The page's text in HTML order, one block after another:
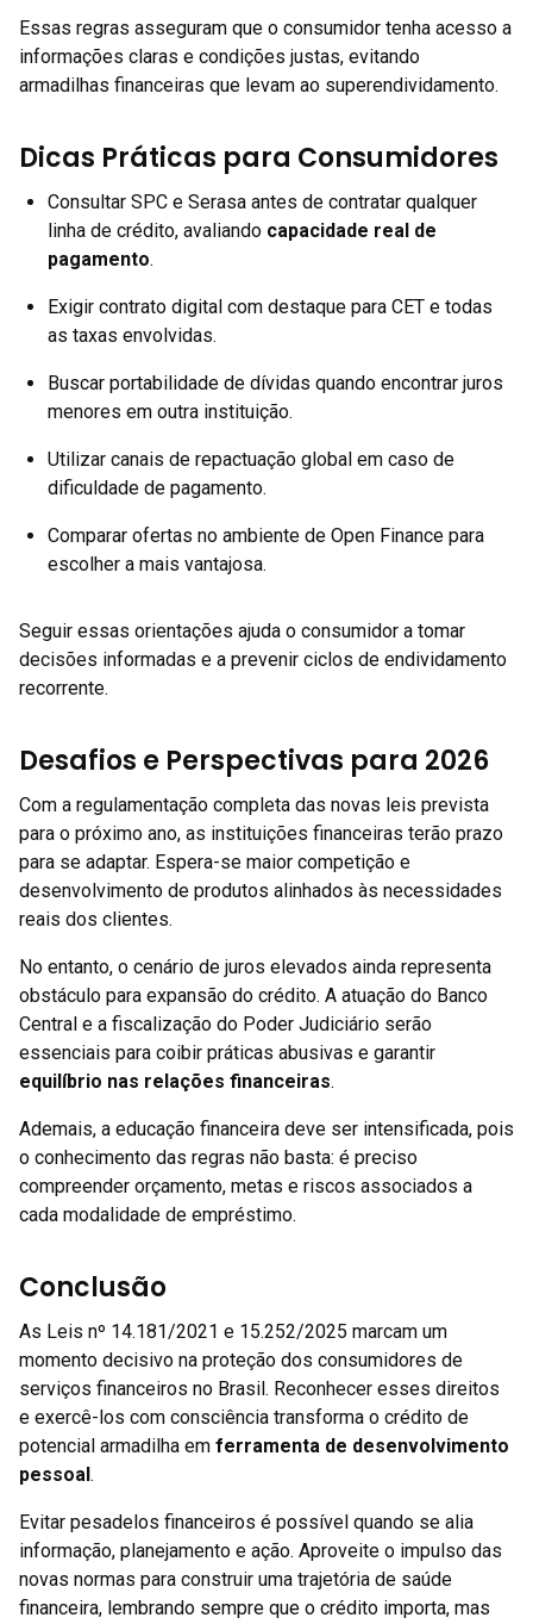
Essas regras asseguram que o consumidor tenha acesso a
informações claras e condições justas, evitando
armadilhas financeiras que levam ao superendividamento.
Dicas Práticas para Consumidores
Consultar SPC e Serasa antes de contratar qualquer
linha de crédito, avaliando capacidade real de
pagamento.
Exigir contrato digital com destaque para CET e todas
as taxas envolvidas.
Buscar portabilidade de dívidas quando encontrar juros
menores em outra instituição.
Utilizar canais de repactuação global em caso de
dificuldade de pagamento.
Comparar ofertas no ambiente de Open Finance para
escolher a mais vantajosa.
Seguir essas orientações ajuda o consumidor a tomar
decisões informadas e a prevenir ciclos de endividamento
recorrente.
Desafios e Perspectivas para 2026
Com a regulamentação completa das novas leis prevista
para o próximo ano, as instituições financeiras terão prazo
para se adaptar. Espera-se maior competição e
desenvolvimento de produtos alinhados às necessidades
reais dos clientes.
No entanto, o cenário de juros elevados ainda representa
obstáculo para expansão do crédito. A atuação do Banco
Central e a fiscalização do Poder Judiciário serão
essenciais para coibir práticas abusivas e garantir
equilíbrio nas relações financeiras.
Ademais, a educação financeira deve ser intensificada, pois
o conhecimento das regras não basta: é preciso
compreender orçamento, metas e riscos associados a
cada modalidade de empréstimo.
Conclusão
As Leis nº 14.181/2021 e 15.252/2025 marcam um
momento decisivo na proteção dos consumidores de
serviços financeiros no Brasil. Reconhecer esses direitos
e exercê-los com consciência transforma o crédito de
potencial armadilha em ferramenta de desenvolvimento
pessoal.
Evitar pesadelos financeiros é possível quando se alia
informação, planejamento e ação. Aproveite o impulso das
novas normas para construir uma trajetória de saúde
financeira, lembrando sempre que o crédito importa, mas